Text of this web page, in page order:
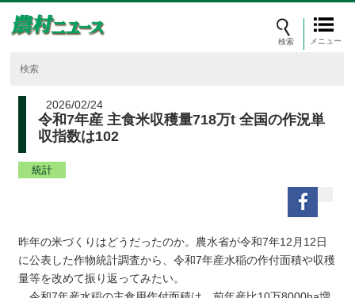
メニュー
2026/02/24
令和7年産 主食米収穫量718万t 全国の作況単
収指数は102
統計
昨年の米づくりはどうだったのか。農水省が令和7年12月12日
に公表した作物統計調査から、令和7年産水稲の作付面積や収穫
量等を改めて振り返ってみたい。